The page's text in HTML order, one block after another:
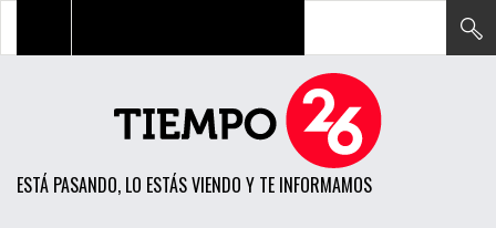
ESTÁ PASANDO, LO ESTÁS VIENDO Y TE INFORMAMOS
POLÍTICA